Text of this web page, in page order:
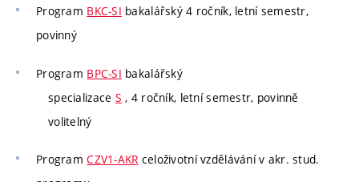
Program BKC-SI bakalářský 4 ročník, letní semestr,
povinný
Program BPC-SI bakalářský
specializace S , 4 ročník, letní semestr, povinně
volitelný
ProgramCZV1-AKR celoživotní vzdělávání v akr. stud.